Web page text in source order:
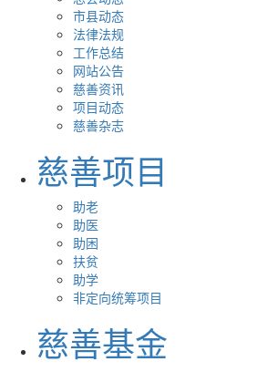
市县动态
法律法规
工作总结
网站公告
慈善资讯
项目动态
慈善杂志
慈善项目
助老
助医
助困
扶贫
助学
非定向统筹项目
慈善基金